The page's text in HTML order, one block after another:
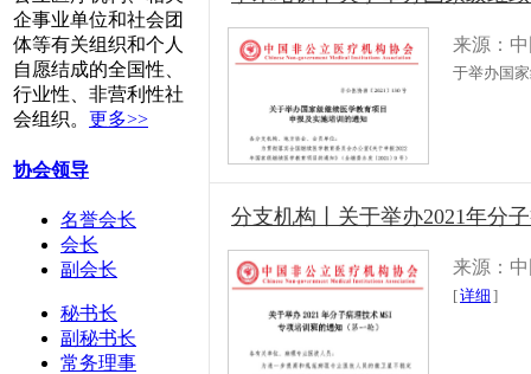
企事业单位和社会团
体等有关组织和个人
自愿结成的全国性、
行业性、非营利性社
会组织。 更多>>
协会领导
名誉会长
会长
副会长
秘书长
副秘书长
常务理事
来源：
于举办国
分支机构丨关于举办2021年分
来源：
[详细 ]